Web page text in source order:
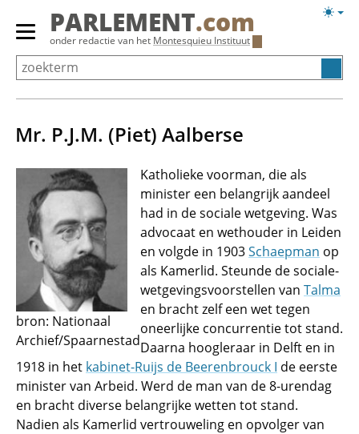
Overslaan
Primair
menu
tonen/verbergen
PARLEMENT.com
onder redactie van het Montesquieu Instituut
Mr. P.J.M. (Piet) Aalberse
bron: Nationaal
Archief/Spaarnestad
Katholieke voorman, die als
minister een belangrijk aandeel
had in de sociale wetgeving. Was
advocaat en wethouder in Leiden
en volgde in 1903Schaepman op
als Kamerlid. Steunde de sociale-
wetgevingsvoorstellen van Talma
en bracht zelf een wet tegen
oneerlijke concurrentie tot stand.
Daarna hoogleraar in Delft en in
1918 in het kabinet-Ruijs de Beerenbrouck I de eerste
minister van Arbeid. Werd de man van de 8-urendag
en bracht diverse belangrijke wetten tot stand.
Nadien als Kamerlid vertrouweling en opvolger van